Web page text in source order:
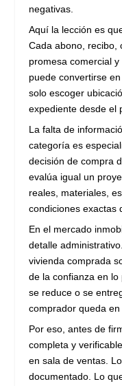
negativas.
Aquí la lección es
Cada abono, recibo,
promesa comercial
puede convertirse
solo escoger
expediente desde el
La falta de
categoría es
decisión de compra
evalúa igual un
reales, materiales,
condiciones exactas
En el mercado
detalle
vivienda comprada
de la confianza en lo
se reduce o se
comprador queda en
Por eso, antes de
completa y
en sala de ventas.
documentado. Lo